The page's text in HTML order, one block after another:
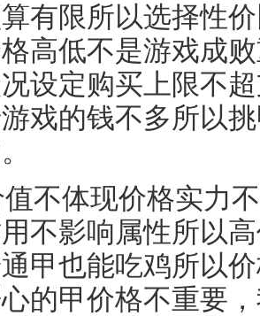
有限所以选择性
高低不是游戏成
设定购买上限不
戏的钱不多所以
不体现价格实力
不影响属性所以
甲也能吃鸡所以
的甲价格不重要